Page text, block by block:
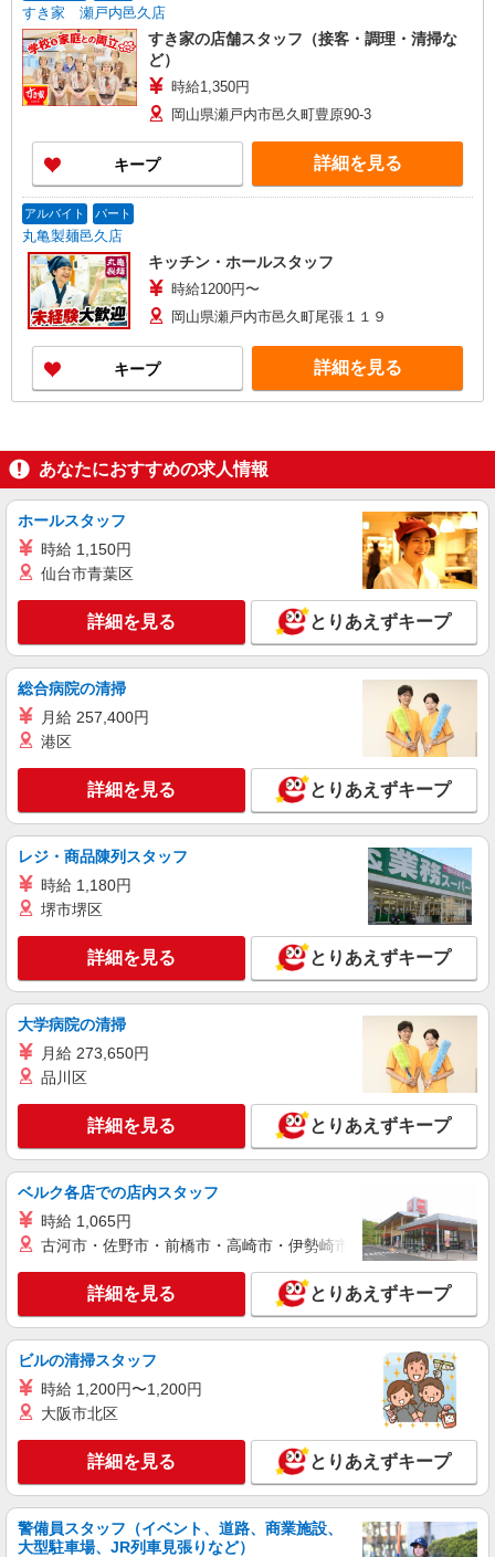
すき家 瀬戸内邑久店
すき家の店舗スタッフ（接客・調理・清掃な
ど）
時給1,350円
岡山県瀬戸内市邑久町豊原90-3
キープ 詳細を見る
アルバイト パート
丸亀製麺邑久店
キッチン・ホールスタッフ
時給1200円〜
岡山県瀬戸内市邑久町尾張１１９
キープ 詳細を見る
あなたにおすすめの求人情報
ホールスタッフ
時給 1,150円
仙台市青葉区
詳細を見る とりあえずキープ
総合病院の清掃
月給 257,400円
港区
詳細を見る とりあえずキープ
レジ・商品陳列スタッフ
時給 1,180円
堺市堺区
詳細を見る とりあえずキープ
大学病院の清掃
月給 273,650円
品川区
詳細を見る とりあえずキープ
ベルク各店での店内スタッフ
時給 1,065円
古河市・佐野市・前橋市・高崎市・伊勢崎市・太田市・館林市
詳細を見る とりあえずキープ
ビルの清掃スタッフ
時給 1,200円〜1,200円
大阪市北区
詳細を見る とりあえずキープ
警備員スタッフ（イベント、道路、商業施設、
大型駐車場、JR列車見張りなど）